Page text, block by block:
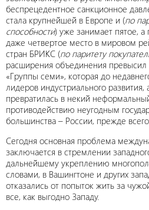
беспрецедентное санкционное
стала крупнейшей в Европе и (по
способности) уже занимает пятое,
даже четвертое место в мировом
стран БРИКС (по паритету
расширения объединения превысил
«Группы семи», которая до
лидеров индустриального развития,
превратилась в некий
противодействию неугодным
большинства – России, прежде
Сегодня основная проблема
заключается в стремлении
дальнейшему укреплению
словами, в Вашингтоне и других
отказались от попыток жить за
все, как выгодно Западу.